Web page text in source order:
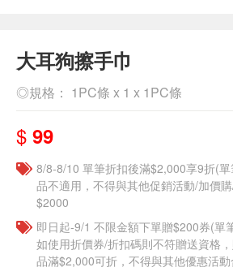
大耳狗擦手巾
◎規格： 1PC條 x 1 x 1PC條
$ 99
8/8-8/10 單筆折扣後滿$2,000享9折(
品不適用，不得與其他促銷活動/加價
$2000
即日起-9/1 不限金額下單贈$200券(單
如使用折價券/折扣碼則不符贈送資格
品滿$2,000可折，不得與其他優惠活